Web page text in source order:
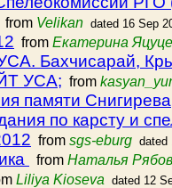
from Velikan dated 16 Sep
from Екатерина
Бахчисарай,
УСА; from
памяти Снигирева
по карсту и
from sgs-eburg dated
from Наталья
Liliya Kioseva dated 12